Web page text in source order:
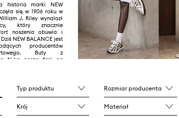
historia marki NEW
się w 1906 roku w
J. Riley wynalazł
który znacznie
noszenia obuwia i
NEW BALANCE jest
producentów
Buty z
N-ką noszą fani na
530 czy New Balance
Typ produktu Rozmiar producenta
Krój Materiał